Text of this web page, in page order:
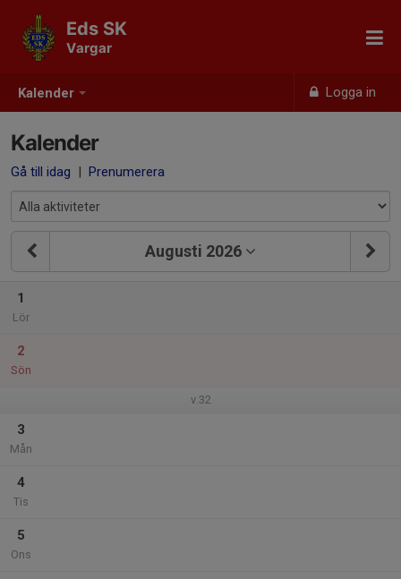
Kalender Logga in
Eds SK
Vargar
Kalender
Gå till idag | Prenumerera
Augusti 2026
1
Lör
2
Sön
v.32
3
Mån
4
Tis
5
Ons